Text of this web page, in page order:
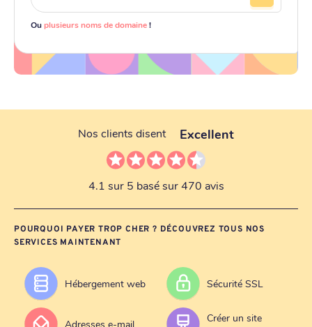
Ouplusieurs noms de domaine!
Nos clients disent Excellent
4.1 sur 5 basé sur 470 avis
POURQUOI PAYER TROP CHER ? DÉCOUVREZ TOUS NOS
SERVICES MAINTENANT
Hébergement web Sécurité SSL
Adresses e-mail
Créer un site